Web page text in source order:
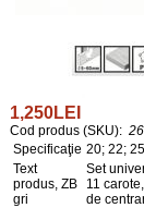
1,250LEI
Cod produs (SKU):
Specificaţie 20; 22;
Text
produs, ZB
gri
Set
11
de